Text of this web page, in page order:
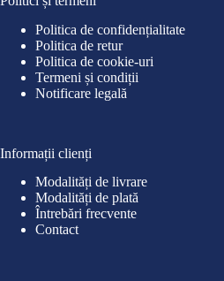
28,90 lei.
Politica de confidențialitate
Politica de retur
Politica de cookie-uri
Termeni și condiții
Notificare legală
Informații clienți
Modalități de livrare
Modalități de plată
Întrebări frecvente
Contact